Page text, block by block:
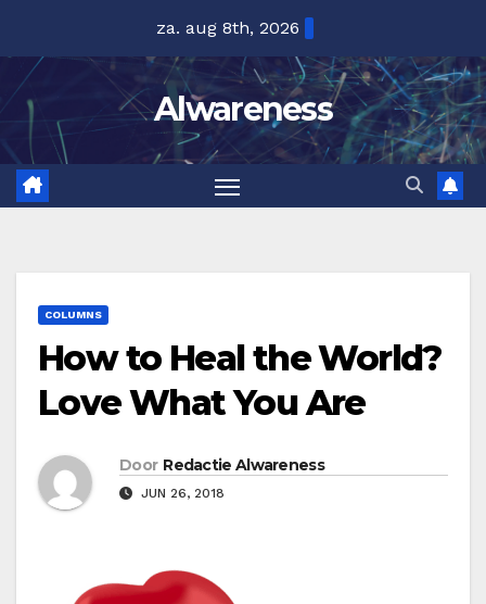
inhoud
za. aug 8th, 2026
Alwareness
COLUMNS
How to Heal the World?
Love What You Are
Door Redactie Alwareness
JUN 26, 2018